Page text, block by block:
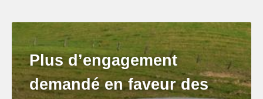
Plus d’engagement
demandé en faveur des